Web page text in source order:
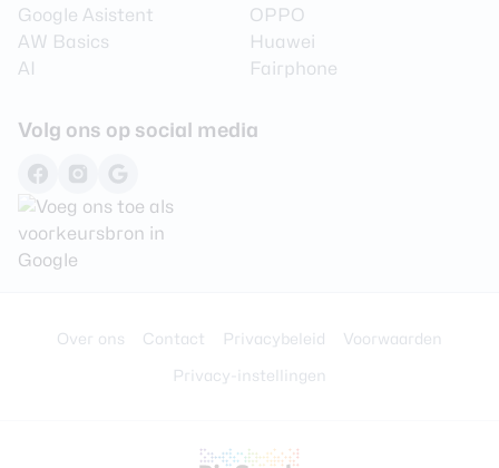
Google Asistent
AW Basics
AI
OPPO
Huawei
Fairphone
Volg ons op social media
Over ons Contact Privacybeleid
Voorwaarden
Privacy-instellingen